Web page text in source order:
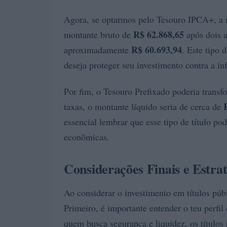
Agora, se optarmos pelo Tesouro IPCA+,
montante bruto de R$ 62.868,65 após dois
aproximadamente R$ 60.693,94. Este tipo
deseja proteger seu investimento contra a
Por fim, o Tesouro Prefixado poderia
taxas, o montante líquido seria de cerca de
essencial lembrar que esse tipo de título
econômicas.
Considerações Finais e
Ao considerar o investimento em títulos
Primeiro, é importante entender o teu
quem busca segurança e liquidez, os